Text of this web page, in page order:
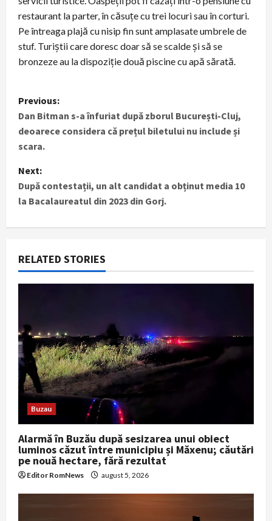
restaurant la parter, în căsuțe cu trei locuri sau în corturi.
Pe întreaga plajă cu nisip fin sunt amplasate umbrele de
stuf. Turiștii care doresc doar să se scalde și să se
bronzeze au la dispoziție două piscine cu apă sărată.
P
o
s
t
n
a
v
i
a
t
i
o
n
Previous:
Dan Bitman s-a înfuriat după zborul București-Cluj,
deoarece considera că prețul biletului nu include și
scara.
Next:
După contestații, un alt candidat a obținut media 10
la Bacalaureatul din 2023 din Gorj.
RELATED STORIES
Buzau
Alarmă în Buzău după sesizarea unui obiect
luminos căzut între municipiu și Măxenu; căutări
pe nouă hectare, fără rezultat
Editor RomNews august 5, 2026